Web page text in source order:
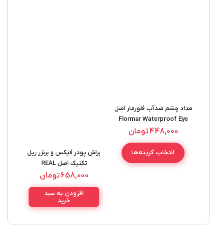
مداد چشم ضدآب فلورمار اصل
Flormar Waterproof Eye
Liner 1.14G
448,000تومان
انتخاب گزینه‌ها
براش پودر فیکس و برنزر ریل
تکنیک اصل REAL
TECHNIQUES
POWDER&BRONZER NO.201
658,000تومان
افزودن به سبد
خرید